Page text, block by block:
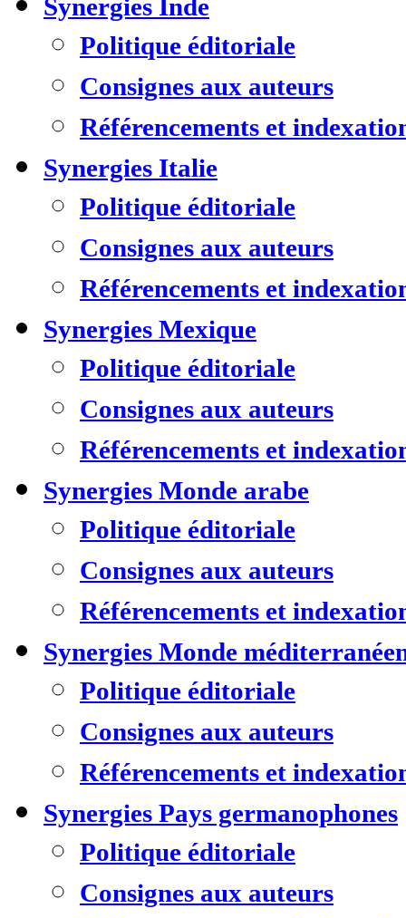
Synergies Inde
Politique éditoriale
Consignes aux auteurs
Référencements et
Synergies Italie
Politique éditoriale
Consignes aux auteurs
Référencements et
Synergies Mexique
Politique éditoriale
Consignes aux auteurs
Référencements et
Synergies Monde arabe
Politique éditoriale
Consignes aux auteurs
Référencements et
Synergies Monde
Politique éditoriale
Consignes aux auteurs
Référencements et
Synergies Pays germanophones
Politique éditoriale
Consignes aux auteurs